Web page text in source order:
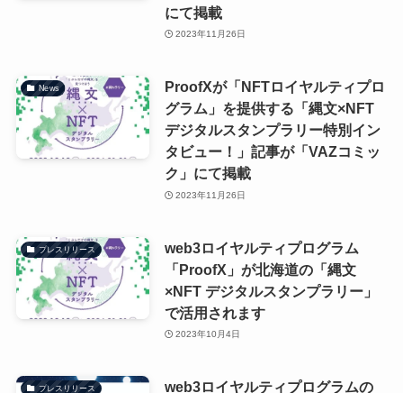
にて掲載
2023年11月26日
News
ProofXが「NFTロイヤルティプロ
グラム」を提供する「縄文×NFT
デジタルスタンプラリー特別イン
タビュー！」記事が「VAZコミッ
ク」にて掲載
2023年11月26日
プレスリリース
web3ロイヤルティプログラム
「ProofX」が北海道の「縄文
×NFT デジタルスタンプラリー」
で活用されます
2023年10月4日
プレスリリース
web3ロイヤルティプログラムの